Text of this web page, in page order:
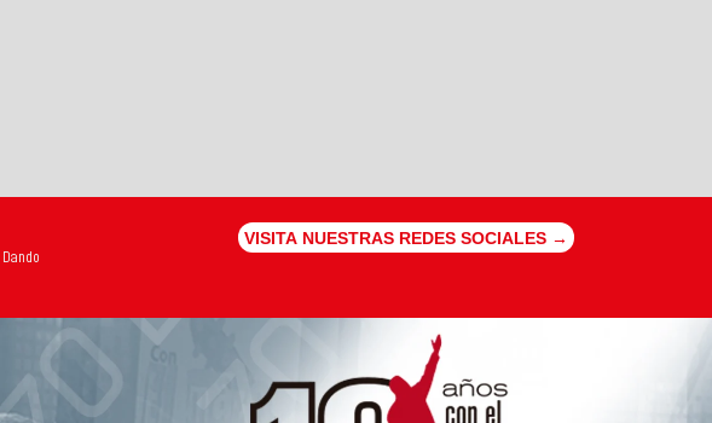
VISITA NUESTRAS REDES SOCIALES →